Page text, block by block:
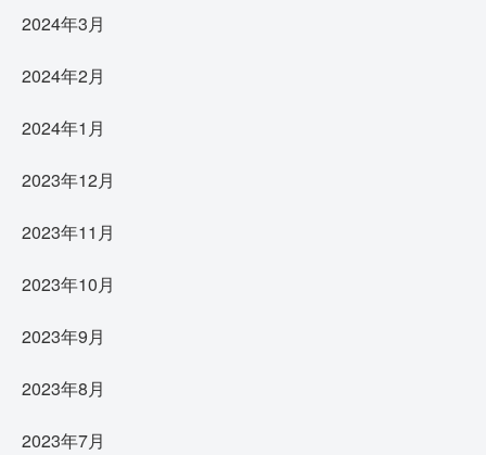
2024年3月
2024年2月
2024年1月
2023年12月
2023年11月
2023年10月
2023年9月
2023年8月
2023年7月